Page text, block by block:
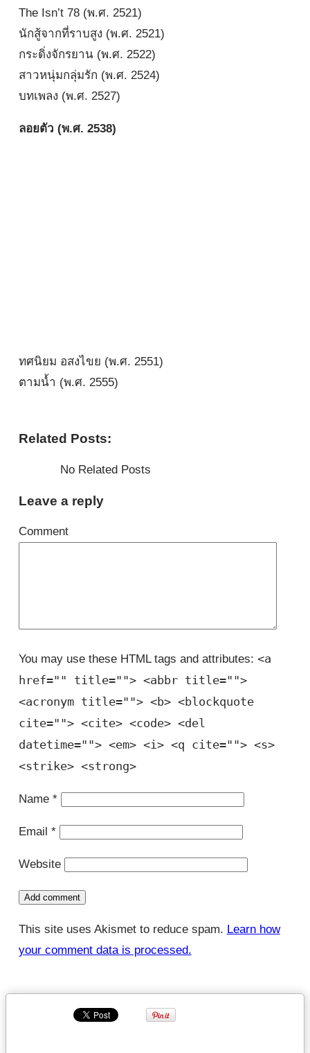
The Isn’t 78 (พ.ศ. 2521)
นักสู้จากที่ราบสูง (พ.ศ. 2521)
กระดิ่งจักรยาน (พ.ศ. 2522)
สาวหนุ่มกลุ่มรัก (พ.ศ. 2524)
บทเพลง (พ.ศ. 2527)
ลอยตัว (พ.ศ. 2538)
ทศนิยม อสงไขย (พ.ศ. 2551)
ตามน้ำ (พ.ศ. 2555)
Related Posts:
No Related Posts
Leave a reply
Comment
You may use these HTML tags and attributes: <a
href="" title=""> <abbr title="">
<acronym title=""> <b> <blockquote
cite=""> <cite> <code> <del
datetime=""> <em> <i> <q cite=""> <s>
<strike> <strong>
Name *
Email *
Website
This site uses Akismet to reduce spam. Learn how
your comment data is processed.